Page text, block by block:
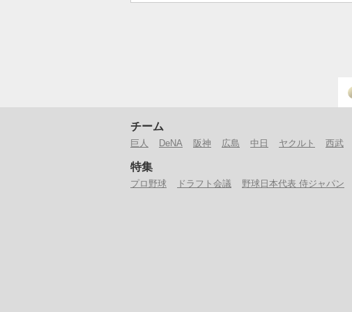
チーム
巨人 DeNA 阪神 広島 中日 ヤクルト 西武
特集
プロ野球 ドラフト会議 野球日本代表 侍ジャパン